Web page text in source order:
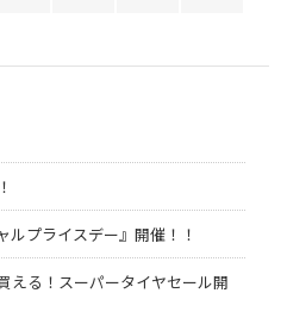
ルプライスデー』開催！！
える！スーパータイヤセール開